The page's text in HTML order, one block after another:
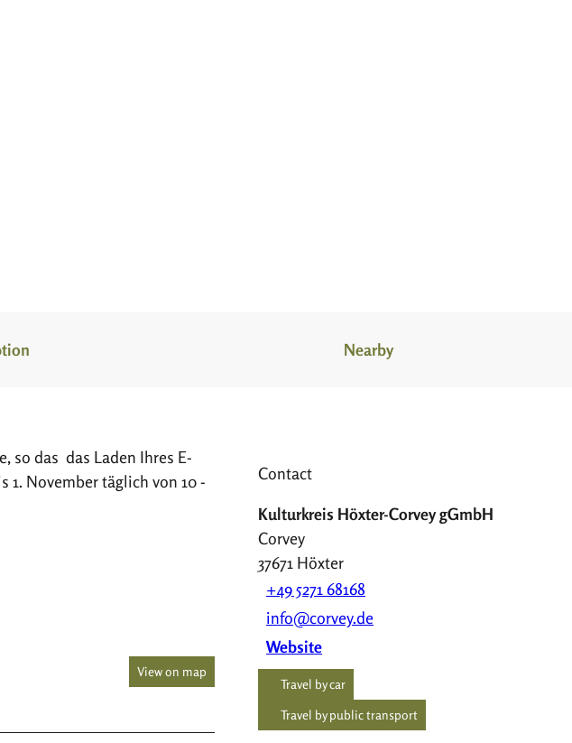
Nearby
so das das Laden Ihres E-
1. November täglich von 10 -
View on map
Contact
Kulturkreis Höxter-Corvey gGmbH
Corvey
37671 Höxter
+49 5271 68168
info@corvey.de
Website
Travel by car
Travel by public transport